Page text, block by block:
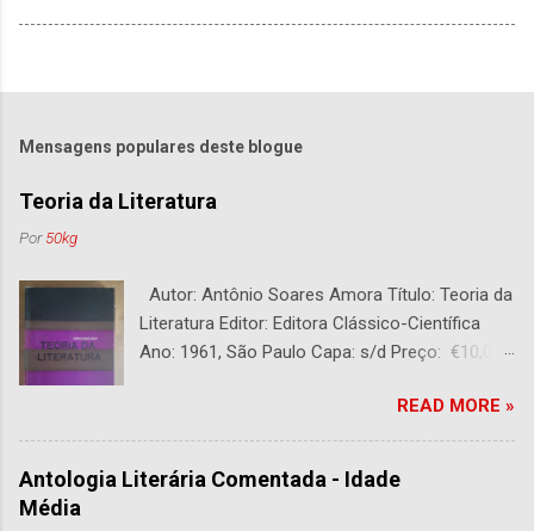
Mensagens populares deste blogue
Teoria da Literatura
Por50kg
Autor: Antônio Soares Amora Título: Teoria da
Literatura Editor: Editora Clássico-Científica
Ano: 1961, São Paulo Capa: s/d Preço: €10,00
READ MORE »
Antologia Literária Comentada - Idade
Média